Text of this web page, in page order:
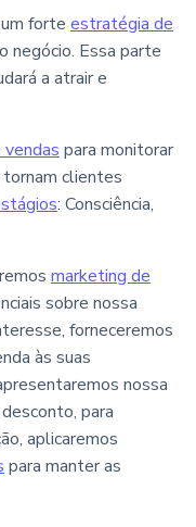
forte estratégia de
negócio. Essa parte
a atrair e
para monitorar
clientes
: Consciência,
marketing de
sobre nossa
forneceremos
às suas
nossa
para
aplicaremos
para manter as